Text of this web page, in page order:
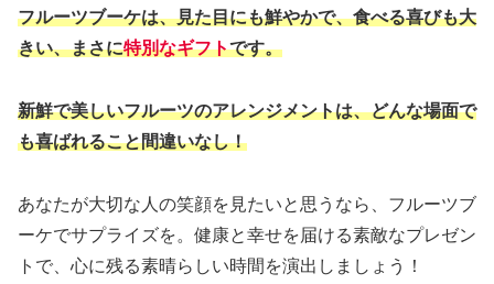
フルーツブーケは、見た目にも鮮やかで、食べる喜びも大
きい、まさに特別なギフトです。
新鮮で美しいフルーツのアレンジメントは、どんな場面で
も喜ばれること間違いなし！
あなたが大切な人の笑顔を見たいと思うなら、フルーツブ
ーケでサプライズを。健康と幸せを届ける素敵なプレゼン
トで、心に残る素晴らしい時間を演出しましょう！